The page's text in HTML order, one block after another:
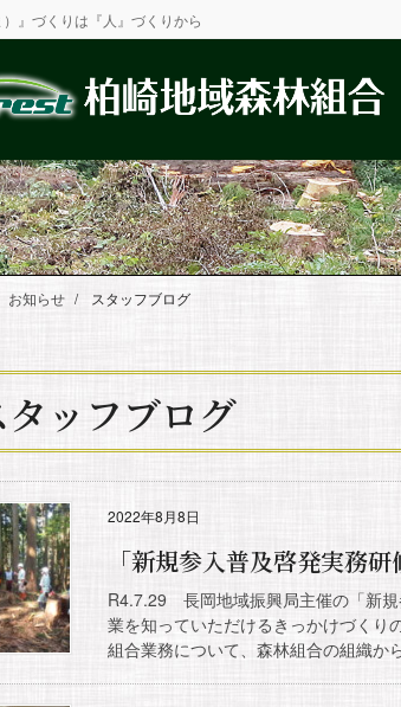
）』づくりは『人』づくりから
お知らせ スタッフブログ
タッフブログ
2022年8月8日
「新規参入普及啓発実務
R4.7.29 長岡地域振興局主催の「新
業を知っていただけるきっかけづくり
組合業務について、森林組合の組織